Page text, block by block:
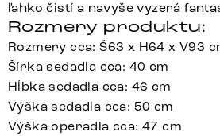
ľahko čistí a navyše vyzerá
Rozmery produktu:
Rozmery cca: Š63 x H64 x V93
Šírka sedadla cca: 40 cm
Hĺbka sedadla cca: 46 cm
Výška sedadla cca: 50 cm
Výška operadla cca: 47 cm